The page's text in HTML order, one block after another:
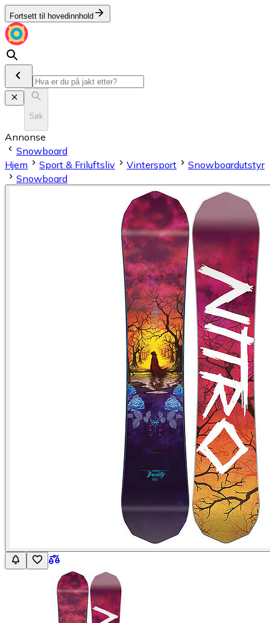
Fortsett til hovedinnhold
Søk
Annonse
Snowboard
Hjem
Sport & Friluftsliv Vintersport
Snowboardutstyr
Snowboard